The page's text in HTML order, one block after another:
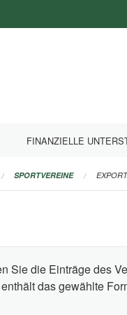
FINANZIELLE
SPORTVEREINE EXPORT
Sie die Einträge des
das gewählte